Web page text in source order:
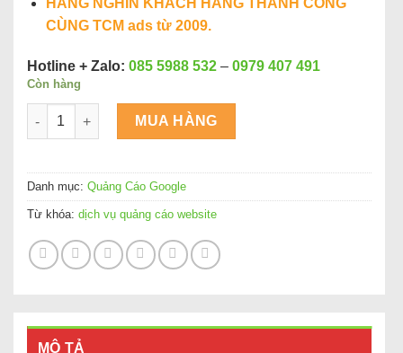
CÙNG TCM ads từ 2009.
Hotline + Zalo: 085 5988 532 – 0979 407 491
Còn hàng
Dịch vụ quảng cáo website trên Google Uy Tín Hoàn Tiền
MUA HÀNG
Danh mục: Quảng Cáo Google
Từ khóa: dịch vụ quảng cáo website
MÔ TẢ